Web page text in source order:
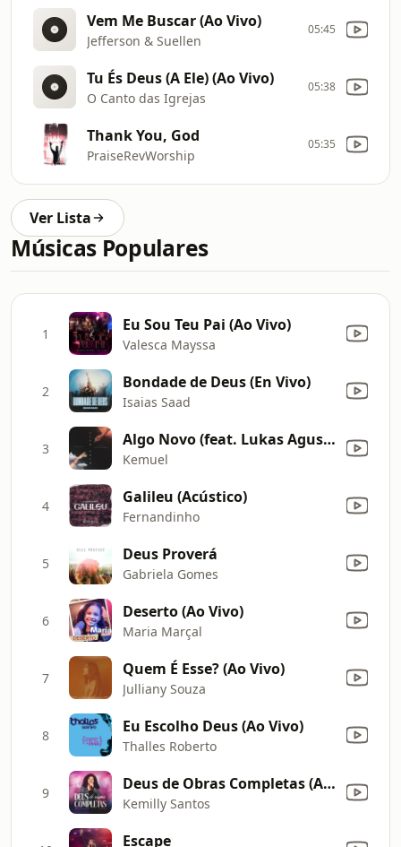
Vem Me Buscar (Ao Vivo)
Jefferson & Suellen
05:45
Tu És Deus (A Ele) (Ao Vivo)
O Canto das Igrejas
05:38
Thank You, God
PraiseRevWorship
05:35
Ver Lista
Músicas Populares
1 Eu Sou Teu Pai (Ao Vivo)
Valesca Mayssa
2 Bondade de Deus (En Vivo)
Isaias Saad
3 Algo Novo (feat. Lukas Agustinho) [Ao Vivo]
Kemuel
4 Galileu (Acústico)
Fernandinho
5 Deus Proverá
Gabriela Gomes
6 Deserto (Ao Vivo)
Maria Marçal
7 Quem É Esse? (Ao Vivo)
Julliany Souza
8 Eu Escolho Deus (Ao Vivo)
Thalles Roberto
9 Deus de Obras Completas (Ao Vivo)
Kemilly Santos
Escape